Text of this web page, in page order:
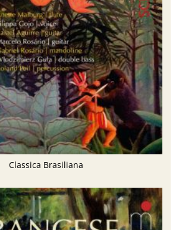
Classica Brasiliana